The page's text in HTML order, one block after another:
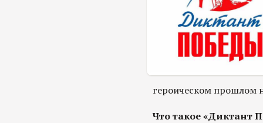
героическом прошлом
Что такое «Диктант